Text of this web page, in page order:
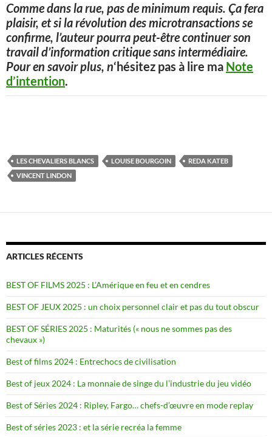
Comme dans la rue, pas de minimum requis. Ça fera
plaisir, et si la révolution des microtransactions se
confirme, l’auteur pourra peut-être continuer son
travail d’information critique sans intermédiaire.
Pour en savoir plus, n‘hésitez pas à lire ma Note
d’intention.
LES CHEVALIERS BLANCS LOUISE BOURGOIN
REDA KATEB
VINCENT LINDON
ARTICLES RÉCENTS
BEST OF FILMS 2025 : L’Amérique en feu et en cendres
BEST OF JEUX 2025 : un choix personnel clair et pas du tout obscur
BEST OF SÉRIES 2025 : Maturités (« nous ne sommes pas des
chevaux »)
Best of films 2024 : Entrechocs de civilisation
Best of jeux 2024 : La monnaie de singe du l’industrie du jeu vidéo
Best of Séries 2024 : Ripley, Fargo… chefs-d’œuvre en mode replay
Best of séries 2023 : et la série recréa la femme